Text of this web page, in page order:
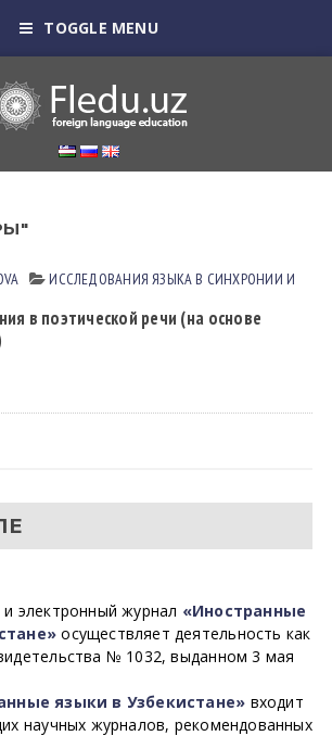
TOGGLE MENU
ИССЛЕДОВАНИЯ ЯЗЫКА В СИНХРОНИИ И
в поэтической речи (на основе
электронный журнал «Иностранные
осуществляет деятельность как
№ 1032, выданном 3 мая
языки в Узбекистане» входит
научных журналов, рекомендованных